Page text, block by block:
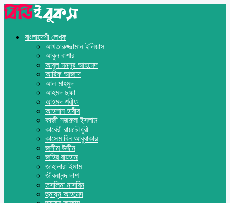
বাংলাদেশী লেখক
আখতারুজ্জামান ইলিয়াস
আবুল বাশার
আবুল মনসুর আহমেদ
আরিফ আজাদ
আল মাহমুদ
আহমদ ছফা
আহমদ শরীফ
আহসান হাবীব
কাজী নজরুল ইসলাম
কাবেরী রায়চৌধুরী
কাসেম বিন আবুবাকার
জসীম উদ্দীন
জহির রায়হান
জাহানারা ইমাম
জীবনানন্দ দাশ
তসলিমা নাসরিন
হুমায়ূন আহমেদ